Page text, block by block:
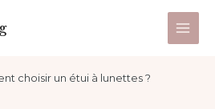
Main
choisir un étui à lunettes ?